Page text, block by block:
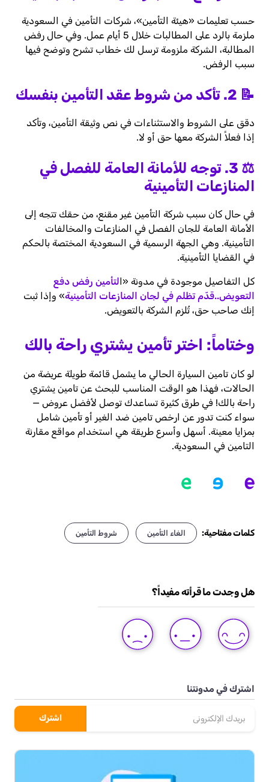
حسب تعليمات «هيئة التأمين»، شركات التأمين في السعودية
ملزمة بالرد على المطالبات خلال 5 أيام عمل. وفي حال رفض
المطالبة، الشركة ملزومة ترسل لك خطاب تشرح وتوضح فيها
سبب الرفض.
📝 2. تأكد من شروط عقد التأمين بنفسك
دقق على الشروط والاستثناءات في نص وثيقة التأمين، وتأكد
إذا فعلاً الشركة معها حق أو لا.
⚖️ 3. توجه للأمانة العامة للفصل في
المنازعات التأمينية
في حال كان سبب شركة التأمين غير مقنع، من حقك تتجه إلى
الأمانة العامة للجان الفصل في المنازعات والمخالفات
التأمينية. وهي الجهة الرسمية في السعودية المختصة بالحكم
في القضايا التأمينية.
كل التفاصيل موجودة في مدونة «التأمين رفض دفع
التعويض..قدّم تظلم في لجان المنازعات التأمينية» وإذا ثبت
إنك صاحب حق، تُلزم الشركة بالتعويض.
وختاماً: اختر تأمين يشتري راحة بالك
لو كان تامين السيارة الحالي ما يشمل قائمة طويلة عريضة من
الحالات، فهذا هو الوقت المناسب للبحث عن تامين يشتري
راحة بالك! في طرق كثيرة تساعدك توصل لأفضل عروض —
سواء كنت تدور عن ارخص تامين ضد الغير أو تأمين شامل
بمزايا معينة. أسهل وأسرع طريقة هي استخدام مواقع مقارنة
التامين في السعودية.
كلمات مفتاحية: الغاء التأمين شروط التأمين
هل وجدت ما قرأته مفيداً؟
LOVE
THIS
POST
LIKE
THIS
POST
DISLIKE
THIS
POST
اشترك في مدونتنا